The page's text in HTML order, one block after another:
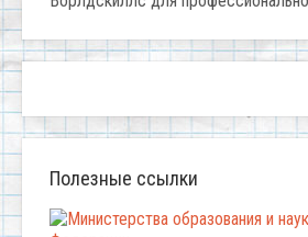
Полезные ссылки